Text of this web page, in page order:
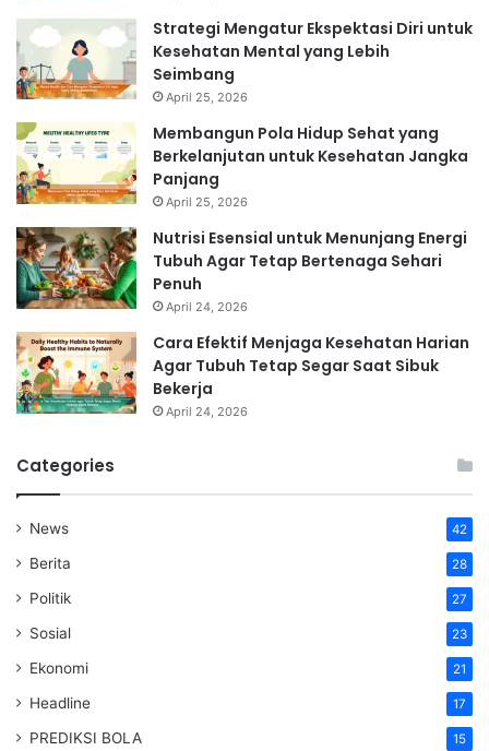
Strategi Mengatur Ekspektasi Diri untuk
Kesehatan Mental yang Lebih
Seimbang
April 25, 2026
Membangun Pola Hidup Sehat yang
Berkelanjutan untuk Kesehatan Jangka
Panjang
April 25, 2026
Nutrisi Esensial untuk Menunjang Energi
Tubuh Agar Tetap Bertenaga Sehari
Penuh
April 24, 2026
Cara Efektif Menjaga Kesehatan Harian
Agar Tubuh Tetap Segar Saat Sibuk
Bekerja
April 24, 2026
Categories
News 42
Berita 28
Politik 27
Sosial 23
Ekonomi 21
Headline 17
PREDIKSI BOLA 15